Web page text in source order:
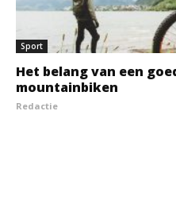
Sport
Het belang van een
mountainbiken
Redactie